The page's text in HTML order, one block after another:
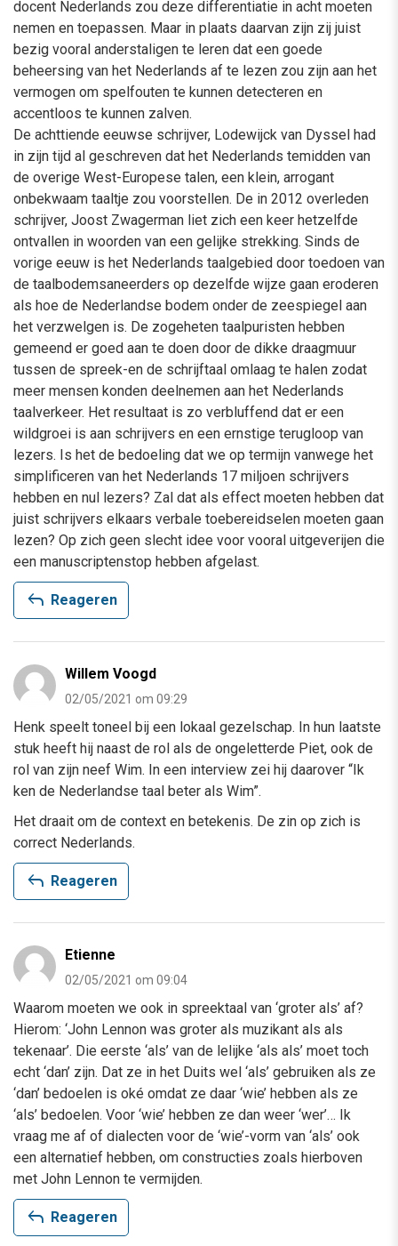
docent Nederlands zou deze differentiatie in acht moeten
nemen en toepassen. Maar in plaats daarvan zijn zij juist
bezig vooral anderstaligen te leren dat een goede
beheersing van het Nederlands af te lezen zou zijn aan het
vermogen om spelfouten te kunnen detecteren en
accentloos te kunnen zalven.
De achttiende eeuwse schrijver, Lodewijck van Dyssel had
in zijn tijd al geschreven dat het Nederlands temidden van
de overige West-Europese talen, een klein, arrogant
onbekwaam taaltje zou voorstellen. De in 2012 overleden
schrijver, Joost Zwagerman liet zich een keer hetzelfde
ontvallen in woorden van een gelijke strekking. Sinds de
vorige eeuw is het Nederlands taalgebied door toedoen van
de taalbodemsaneerders op dezelfde wijze gaan eroderen
als hoe de Nederlandse bodem onder de zeespiegel aan
het verzwelgen is. De zogeheten taalpuristen hebben
gemeend er goed aan te doen door de dikke draagmuur
tussen de spreek-en de schrijftaal omlaag te halen zodat
meer mensen konden deelnemen aan het Nederlands
taalverkeer. Het resultaat is zo verbluffend dat er een
wildgroei is aan schrijvers en een ernstige terugloop van
lezers. Is het de bedoeling dat we op termijn vanwege het
simplificeren van het Nederlands 17 miljoen schrijvers
hebben en nul lezers? Zal dat als effect moeten hebben dat
juist schrijvers elkaars verbale toebereidselen moeten gaan
lezen? Op zich geen slecht idee voor vooral uitgeverijen die
een manuscriptenstop hebben afgelast.
reply Reageren
Willem Voogd
02/05/2021 om 09:29
Henk speelt toneel bij een lokaal gezelschap. In hun laatste
stuk heeft hij naast de rol als de ongeletterde Piet, ook de
rol van zijn neef Wim. In een interview zei hij daarover “Ik
ken de Nederlandse taal beter als Wim”.
Het draait om de context en betekenis. De zin op zich is
correct Nederlands.
reply Reageren
Etienne
02/05/2021 om 09:04
Waarom moeten we ook in spreektaal van ‘groter als’ af?
Hierom: ‘John Lennon was groter als muzikant als als
tekenaar’. Die eerste ‘als’ van de lelijke ‘als als’ moet toch
echt ‘dan’ zijn. Dat ze in het Duits wel ‘als’ gebruiken als ze
‘dan’ bedoelen is oké omdat ze daar ‘wie’ hebben als ze
‘als’ bedoelen. Voor ‘wie’ hebben ze dan weer ‘wer’… Ik
vraag me af of dialecten voor de ‘wie’-vorm van ‘als’ ook
een alternatief hebben, om constructies zoals hierboven
met John Lennon te vermijden.
reply Reageren